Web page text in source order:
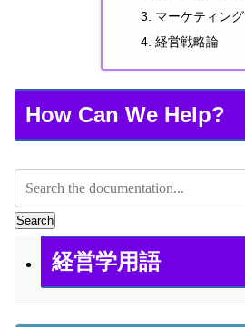
マーケティング
経営戦略論
How Can We Help?
Search
経営学用語